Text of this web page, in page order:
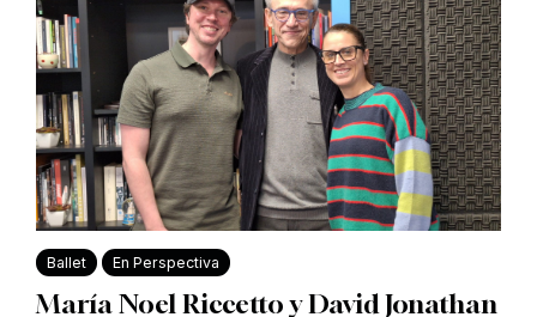
Ballet En Perspectiva
María Noel Riccetto y David Jonathan